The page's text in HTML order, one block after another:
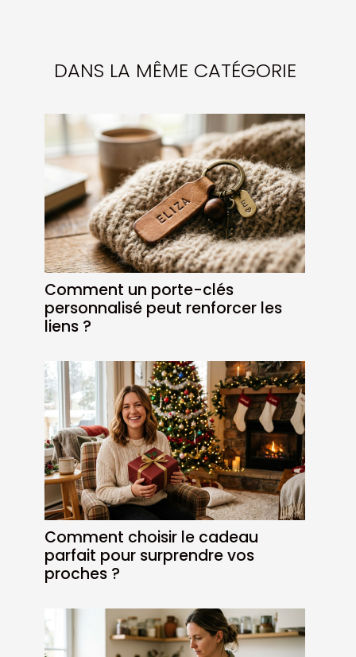
DANS LA MÊME CATÉGORIE
Comment un porte-clés
personnalisé peut renforcer les
liens ?
Comment choisir le cadeau
parfait pour surprendre vos
proches ?